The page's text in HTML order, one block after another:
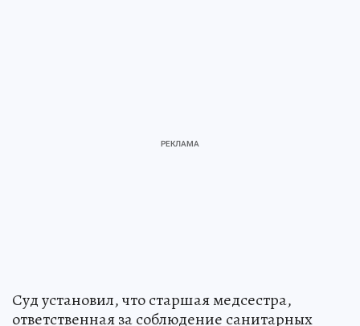
Суд установил, что старшая медсестра,
ответственная за соблюдение санитарных